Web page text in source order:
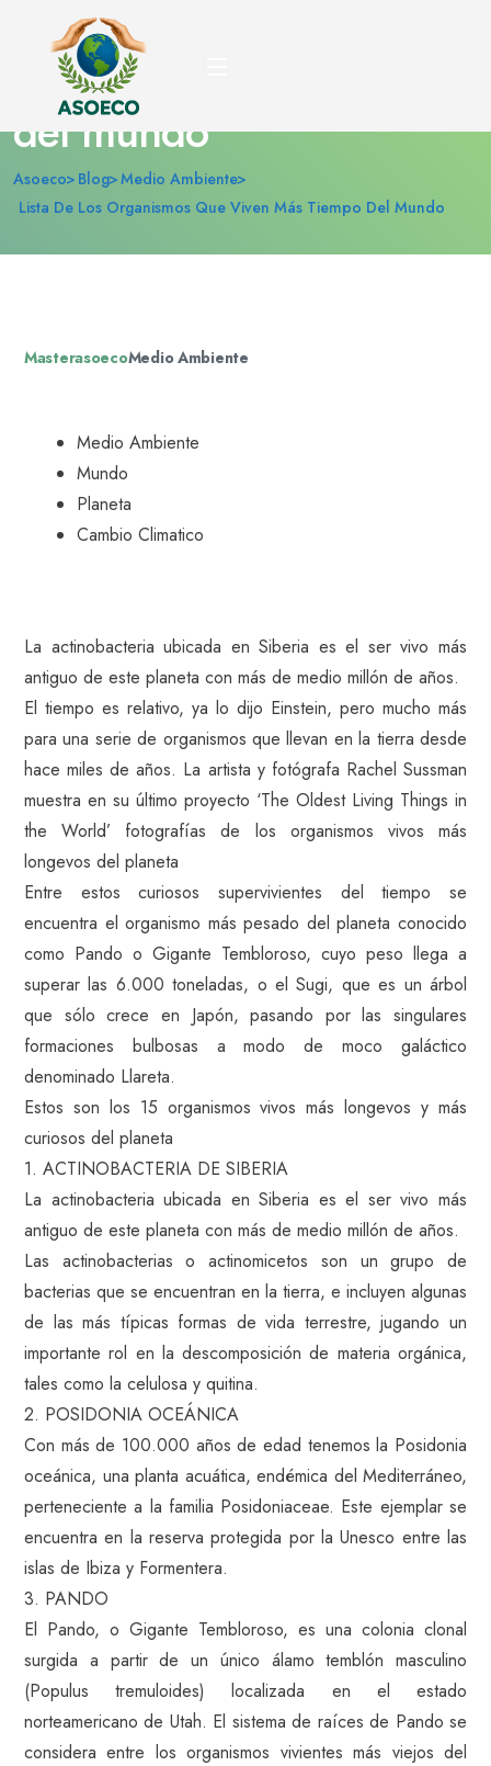
Lista de los organismos
que viven más tiempo
del mundo
Asoeco Blog Medio Ambiente
Lista De Los Organismos Que Viven Más Tiempo Del Mundo
MasterasoecoMedio Ambiente
Medio Ambiente
Mundo
Planeta
Cambio Climatico
La actinobacteria ubicada en Siberia es el ser vivo más
antiguo de este planeta con más de medio millón de años.
El tiempo es relativo, ya lo dijo Einstein, pero mucho más
para una serie de organismos que llevan en la tierra desde
hace miles de años. La artista y fotógrafa Rachel Sussman
muestra en su último proyecto ‘The Oldest Living Things in
the World’ fotografías de los organismos vivos más
longevos del planeta
Entre estos curiosos supervivientes del tiempo se
encuentra el organismo más pesado del planeta conocido
como Pando o Gigante Tembloroso, cuyo peso llega a
superar las 6.000 toneladas, o el Sugi, que es un árbol
que sólo crece en Japón, pasando por las singulares
formaciones bulbosas a modo de moco galáctico
denominado Llareta.
Estos son los 15 organismos vivos más longevos y más
curiosos del planeta
1. ACTINOBACTERIA DE SIBERIA
La actinobacteria ubicada en Siberia es el ser vivo más
antiguo de este planeta con más de medio millón de años.
Las actinobacterias o actinomicetos son un grupo de
bacterias que se encuentran en la tierra, e incluyen algunas
de las más típicas formas de vida terrestre, jugando un
importante rol en la descomposición de materia orgánica,
tales como la celulosa y quitina.
2. POSIDONIA OCEÁNICA
Con más de 100.000 años de edad tenemos la Posidonia
oceánica, una planta acuática, endémica del Mediterráneo,
perteneciente a la familia Posidoniaceae. Este ejemplar se
encuentra en la reserva protegida por la Unesco entre las
islas de Ibiza y Formentera.
3. PANDO
El Pando, o Gigante Tembloroso, es una colonia clonal
surgida a partir de un único álamo temblón masculino
(Populus tremuloides) localizada en el estado
norteamericano de Utah. El sistema de raíces de Pando se
considera entre los organismos vivientes más viejos del